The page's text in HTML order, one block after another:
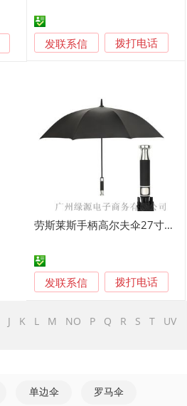
发联系信 拨打电话
劳斯莱斯手柄高尔夫伞27寸雨伞广告伞定做
发联系信 拨打电话
J K L M NO P Q R S T
UV
单边伞 罗马伞